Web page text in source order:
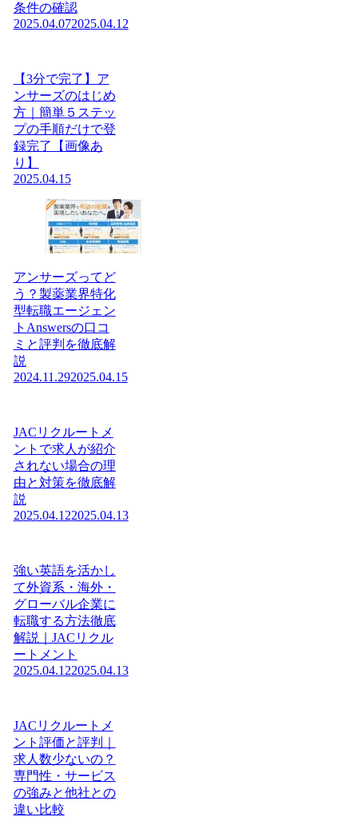
条件の確認
2025.04.072025.04.12
【3分で完了】ア
ンサーズのはじめ
方｜簡単５ステッ
プの手順だけで登
録完了【画像あ
り】
2025.04.15
アンサーズってど
う？製薬業界特化
型転職エージェン
トAnswersの口コ
ミと評判を徹底解
説
2024.11.292025.04.15
JACリクルートメ
ントで求人が紹介
されない場合の理
由と対策を徹底解
説
2025.04.122025.04.13
強い英語を活かし
て外資系・海外・
グローバル企業に
転職する方法徹底
解説｜JACリクル
ートメント
2025.04.122025.04.13
JACリクルートメ
ント評価と評判｜
求人数少ないの？
専門性・サービス
の強みと他社との
違い比較